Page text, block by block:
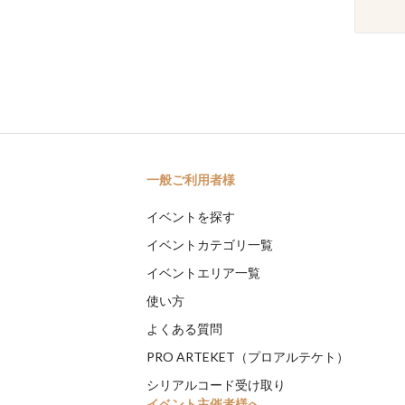
一般ご利用者様
イベントを探す
イベントカテゴリ一覧
イベントエリア一覧
使い方
よくある質問
PRO ARTEKET（プロアルテケト）
シリアルコード受け取り